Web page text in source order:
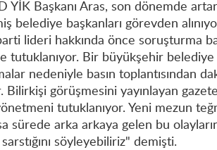
YİK Başkanı Aras, son dönemde
belediye başkanları görevden
lideri hakkında önce soruşturma
tutuklanıyor. Bir büyükşehir belediye
nedeniyle basın toplantısından
Bilirkişi görüşmesini yayınlayan
tutuklanıyor. Yeni mezun
sürede arka arkaya gelen bu
söyleyebiliriz" demişti.